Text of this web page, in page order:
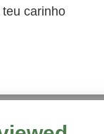
carinho